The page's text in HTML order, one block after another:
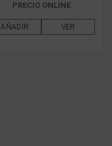
PRECIO ONLINE
AÑADIR VER